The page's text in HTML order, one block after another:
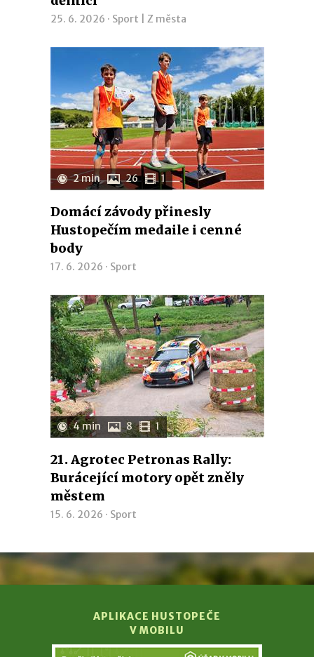
25. 6. 2026 · Sport Z města
2 min 26 1
Domácí závody přinesly
Hustopečím medaile i cenné
body
17. 6. 2026 · Sport
4 min 8 1
21. Agrotec Petronas Rally:
Burácející motory opět zněly
městem
15. 6. 2026 · Sport
APLIKACE HUSTOPEČE
V MOBILU